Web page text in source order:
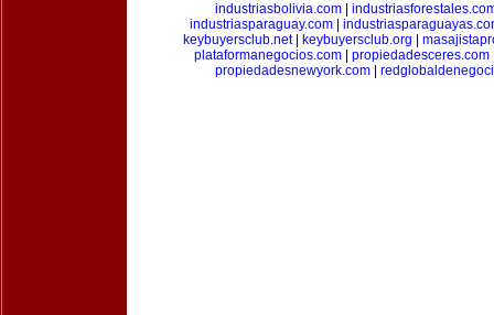
industriasbolivia.com|
industriasparaguay.com|
keybuyersclub.net| keybuyersclub.org
plataformanegocios.com
propiedadesceres.com
propiedadesnewyork.com|